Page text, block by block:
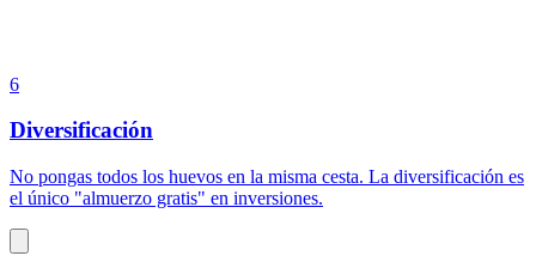
6
Diversificación
No pongas todos los huevos en la misma cesta. La diversificación es
el único "almuerzo gratis" en inversiones.